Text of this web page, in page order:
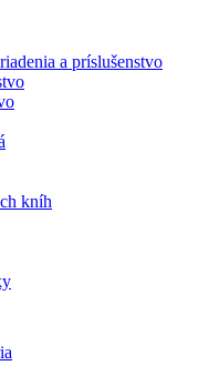
a príslušenstvo
kníh